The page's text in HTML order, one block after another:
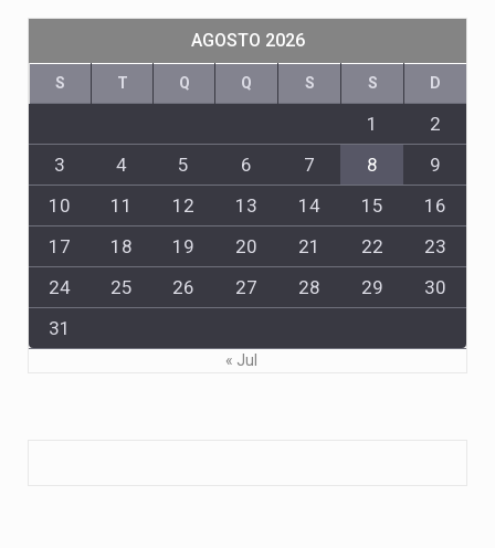
AGOSTO 2026
S T Q Q S S D
1
2
3
4 5 6 7 8
9
10
11 12 13 14 15
16
17
18 19 20 21 22
23
24
25 26 27 28 29
30
31
« Jul